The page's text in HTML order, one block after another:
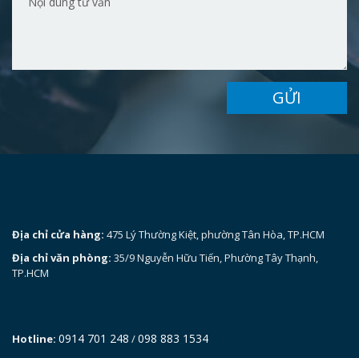
GỬI
Địa chỉ cửa hàng: 475 Lý Thường Kiệt, phường Tân Hòa, TP.HCM
Địa chỉ văn phòng: 35/9 Nguyễn Hữu Tiến, Phường Tây Thạnh,
TP.HCM
Hotline: 0914 701 248 /098 883 1534